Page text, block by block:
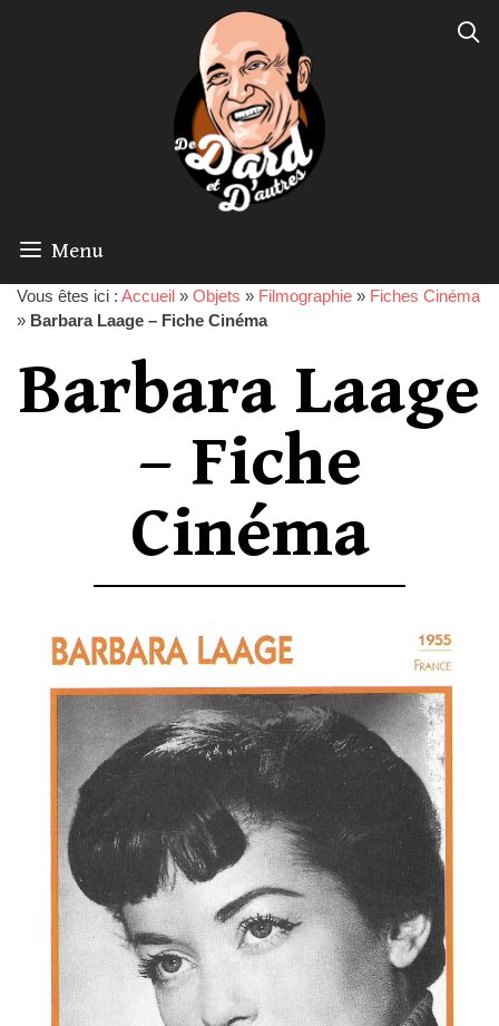
Menu
Vous êtes ici : Accueil » Objets » Filmographie » Fiches Cinéma
» Barbara Laage – Fiche Cinéma
Barbara Laage
– Fiche
Cinéma